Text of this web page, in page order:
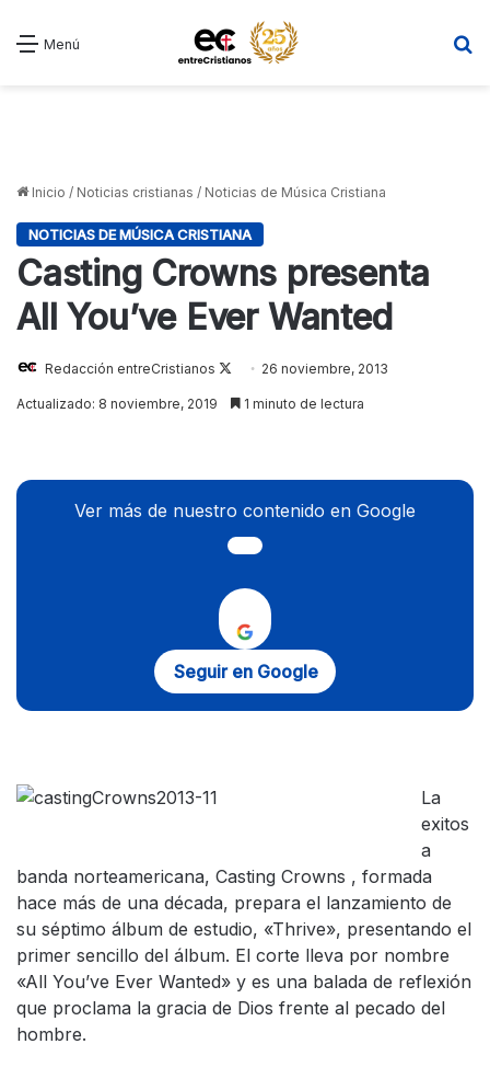
Menú
Inicio / Noticias cristianas / Noticias de Música Cristiana
NOTICIAS DE MÚSICA CRISTIANA
Casting Crowns presenta
All You’ve Ever Wanted
Redacción entreCristianos
Follow
on
26 noviembre, 2013
Actualizado: 8 noviembre, 2019 1 minuto de lectura
Ver más de nuestro contenido en Google
Seguir en Google
La
exitos
a
banda norteamericana, Casting Crowns , formada
hace más de una década, prepara el lanzamiento de
su séptimo álbum de estudio, «Thrive», presentando el
primer sencillo del álbum. El corte lleva por nombre
«All You’ve Ever Wanted» y es una balada de reflexión
que proclama la gracia de Dios frente al pecado del
hombre.